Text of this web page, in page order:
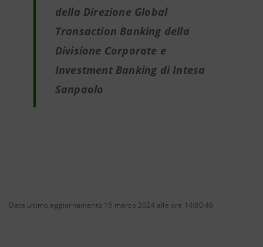
della Direzione Global
Transaction Banking della
Divisione Corporate e
Investment Banking di Intesa
Sanpaolo
Data ultimo aggiornamento 15 marzo 2024 alle ore 14:00:46